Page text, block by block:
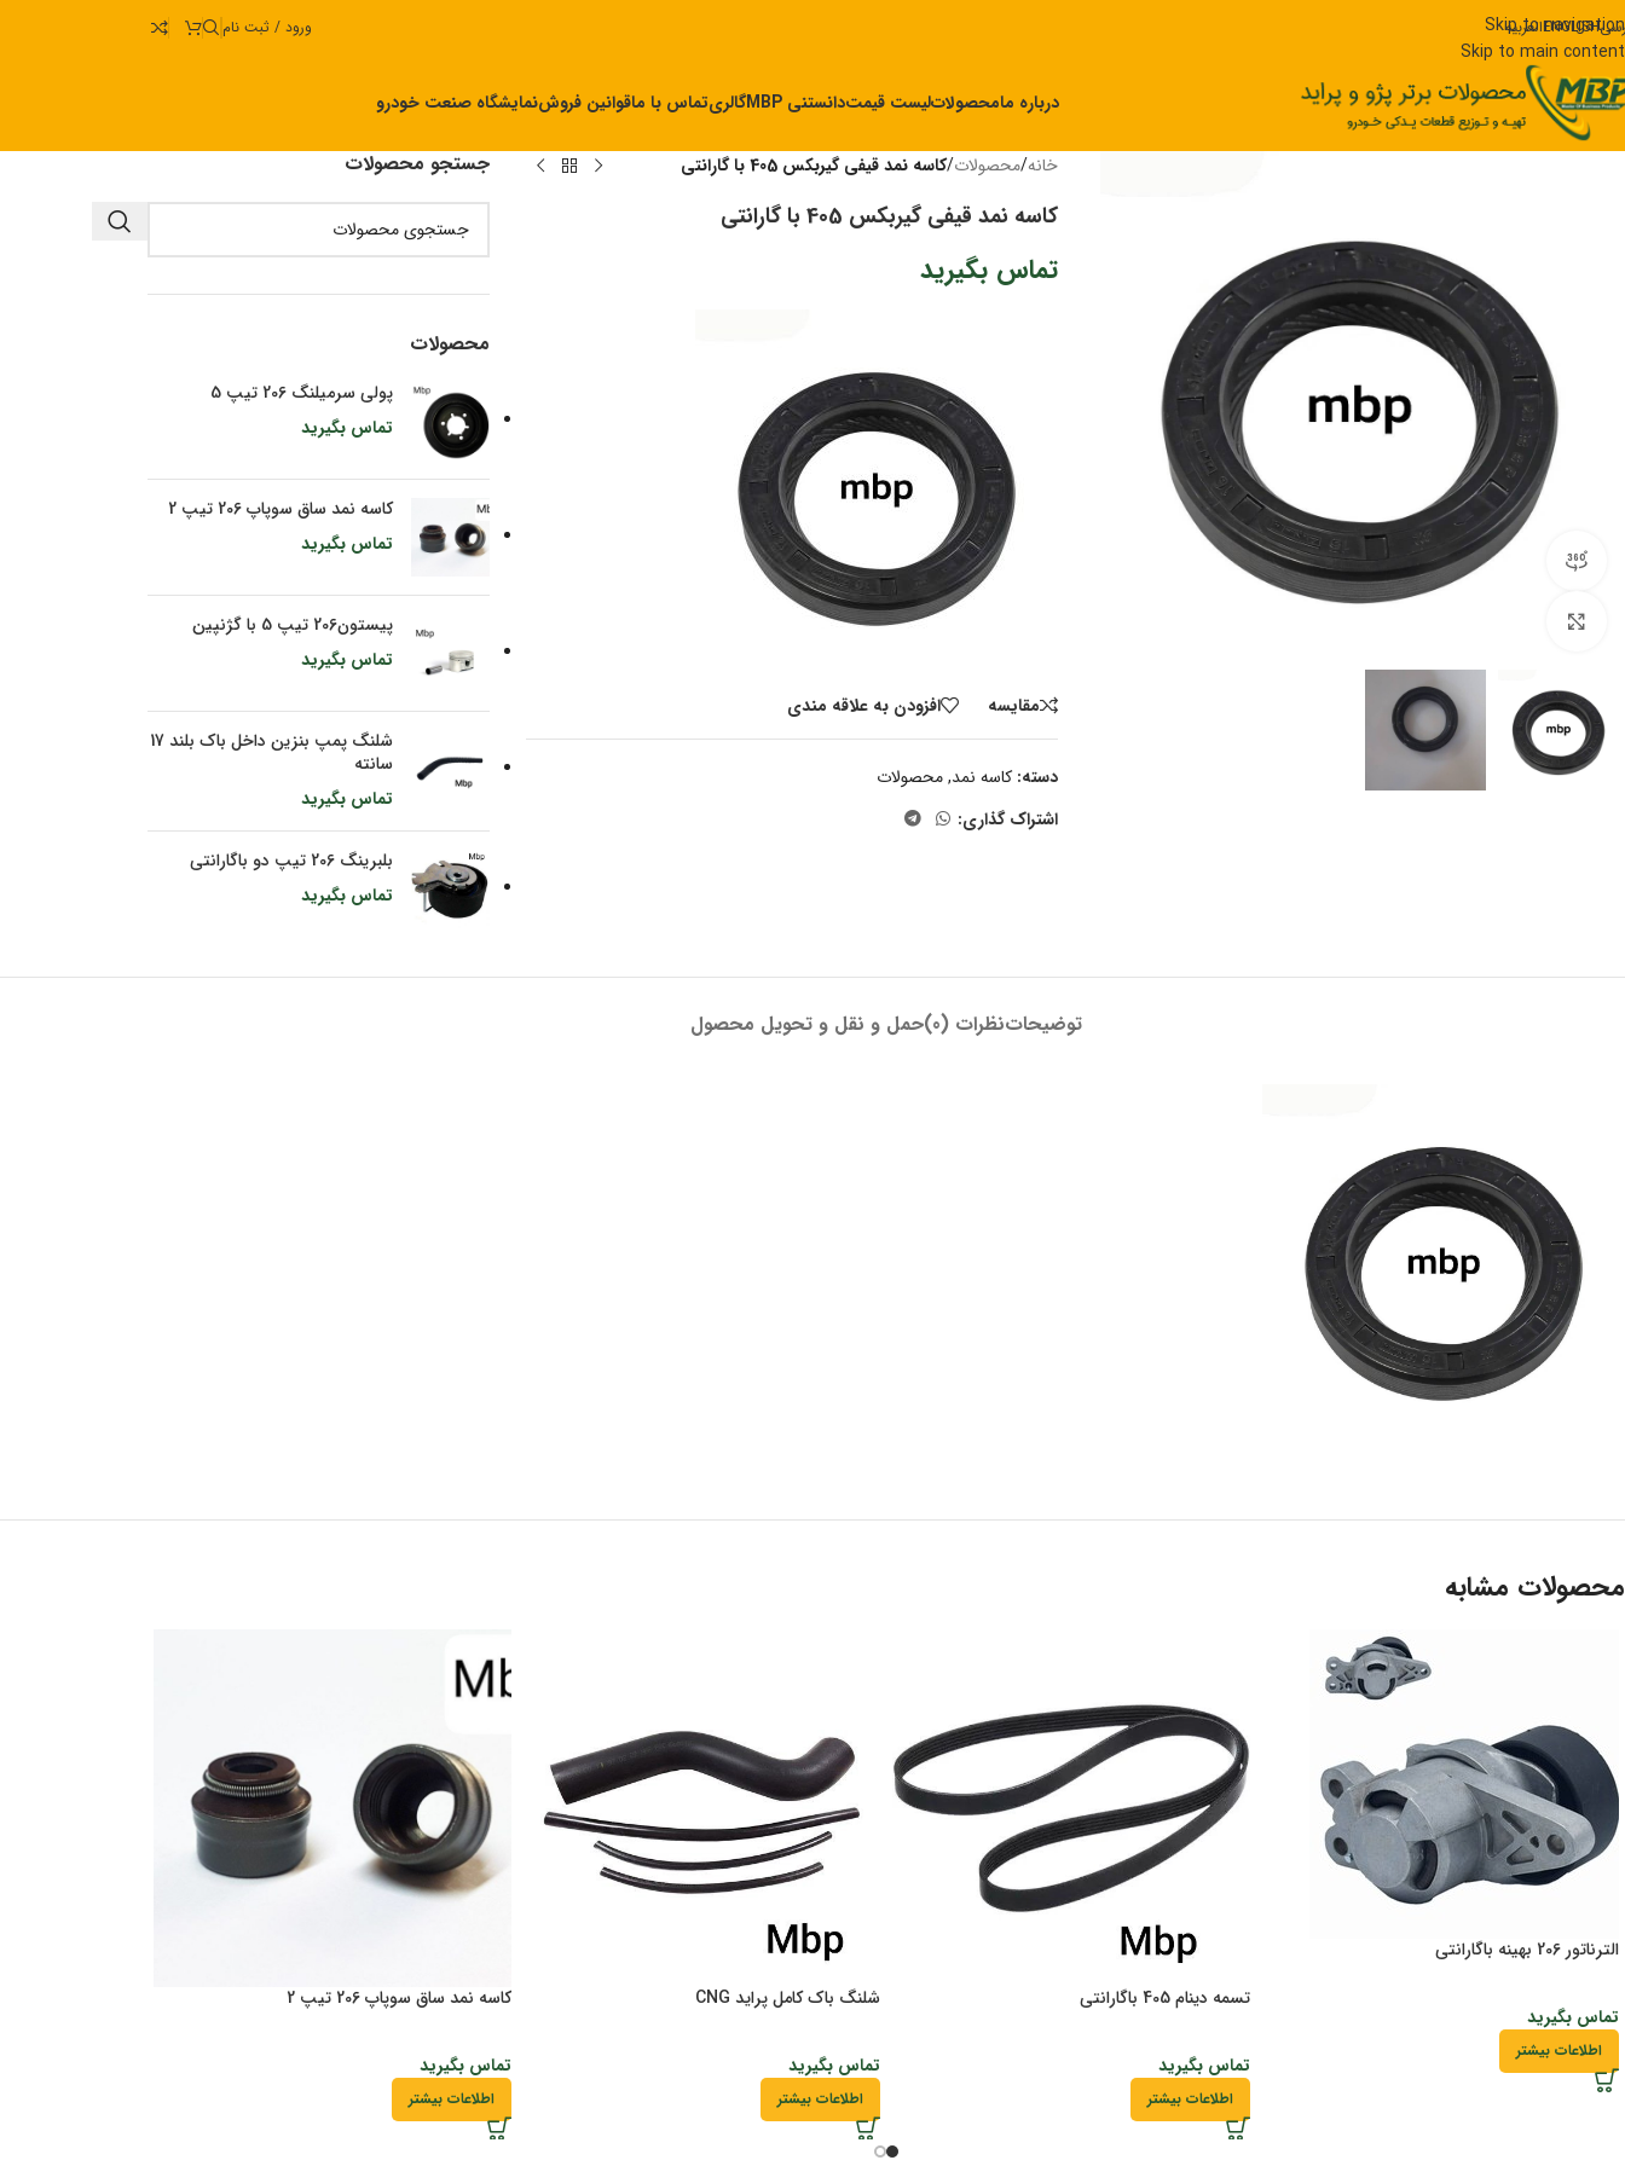
Skip to navigation
Skip to main content
ENGLISHالعربیه ورود / ثبت نام
درباره مامحصولاتلیست قیمتدانستنی MBP گالریتماس با ماقوانین فروشنمایشگاه صنعت خودرو
مشاهده 360 درجه
خانه/محصولات/کاسه نمد قیفی گیربکس 405 با گارانتی
کاسه نمد قیفی گیربکس 405 با گارانتی
تماس بگیرید
مقايسه افزودن به علاقه مندی
دسته: کاسه نمد, محصولات
اشتراک گذاری:
جستجو محصولات
محصولات
پولی سرمیلنگ 206 تیپ 5
تماس بگیرید
کاسه نمد ساق سوپاپ 206 تیپ 2
تماس بگیرید
پیستون206 تیپ 5 با گژنپین
تماس بگیرید
شلنگ پمپ بنزین داخل باک بلند 17
سانته
تماس بگیرید
بلبرینگ 206 تیپ دو باگارانتی
تماس بگیرید
توضیحاتنظرات (0) حمل و نقل و تحویل محصول
محصولات مشابه
الترناتور 206 بهینه باگارانتی
تماس بگیرید
اطلاعات بیشتر
تسمه دینام 405 باگارانتی
تماس بگیرید
اطلاعات بیشتر
شلنگ باک کامل پراید CNG
تماس بگیرید
اطلاعات بیشتر
کاسه نمد ساق سوپاپ 206 تیپ 2
تماس بگیرید
اطلاعات بیشتر